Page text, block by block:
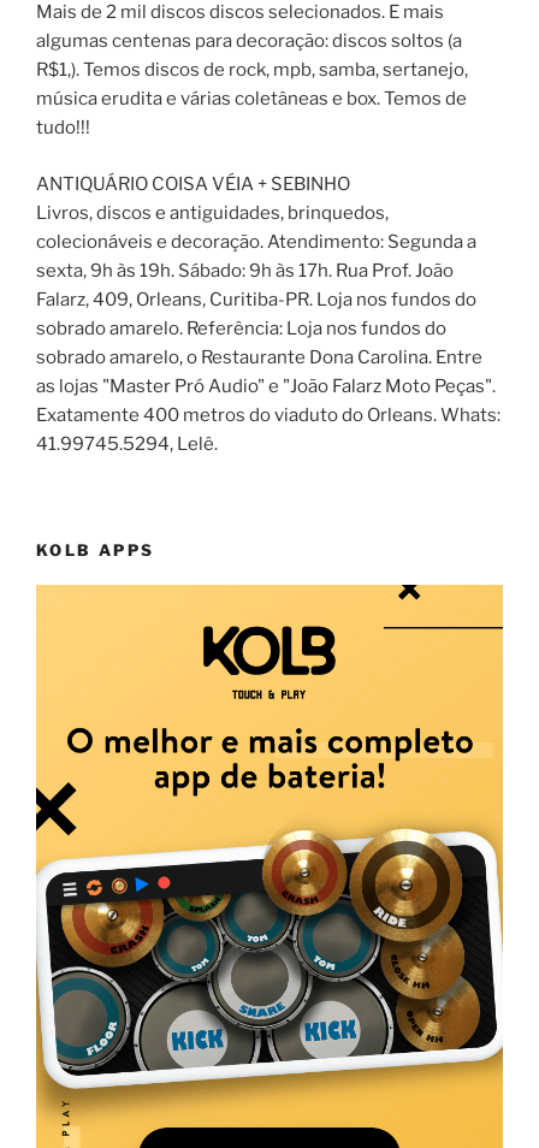
Mais de 2 mil discos discos selecionados. E mais
algumas centenas para decoração: discos soltos (a
R$1,). Temos discos de rock, mpb, samba, sertanejo,
música erudita e várias coletâneas e box. Temos de
tudo!!!
ANTIQUÁRIO COISA VÉIA + SEBINHO
Livros, discos e antiguidades, brinquedos,
colecionáveis e decoração. Atendimento: Segunda a
sexta, 9h às 19h. Sábado: 9h às 17h. Rua Prof. João
Falarz, 409, Orleans, Curitiba-PR. Loja nos fundos do
sobrado amarelo. Referência: Loja nos fundos do
sobrado amarelo, o Restaurante Dona Carolina. Entre
as lojas "Master Pró Audio" e "João Falarz Moto Peças".
Exatamente 400 metros do viaduto do Orleans. Whats:
41.99745.5294, Lelê.
KOLB APPS